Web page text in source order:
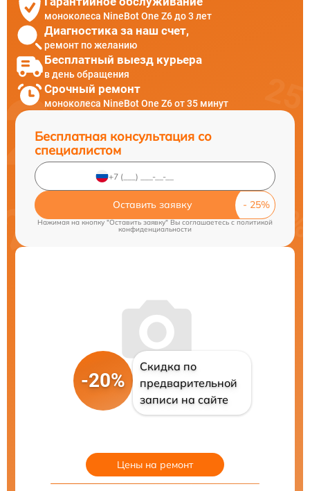
моноколеса NineBot One Z6 до 3 лет
Диагностика за наш счет,
ремонт по желанию
Бесплатный выезд курьера
в день обращения
Срочный ремонт
моноколеса NineBot One Z6 от 35 минут
Бесплатная консультация со
специалистом
Оставить заявку
Нажимая на кнопку "Оставить заявку" Вы соглашаетесь c политикой
конфиденциальности
-20%
Скидка по
предварительной
записи на сайте
Цены на ремонт